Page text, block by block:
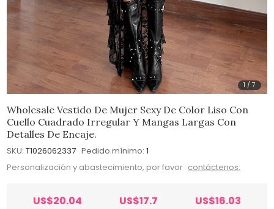
1 /7
Wholesale Vestido De Mujer Sexy De Color Liso Con
Cuello Cuadrado Irregular Y Mangas Largas Con
Detalles De Encaje.
SKU: T1026062337 Pedido mínimo: 1
Personalización y abastecimiento, por favor contáctenos.
US$20.04 US$17.7 US$16.03